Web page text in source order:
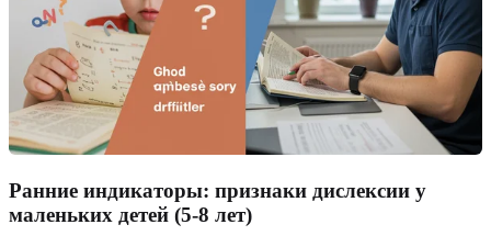
Ранние индикаторы: признаки дислексии у
маленьких детей (5-8 лет)